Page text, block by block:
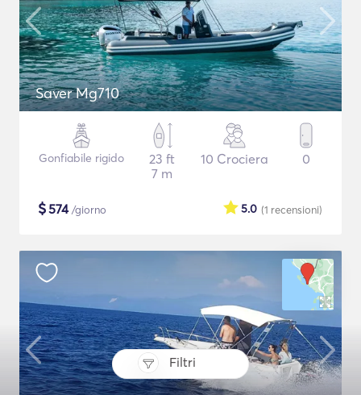
Filtri
Saver Mg710
Gonfiabile rigido
23 ft
7 m
10 Crociera 0
$574/giorno (1 recensioni)
5.0